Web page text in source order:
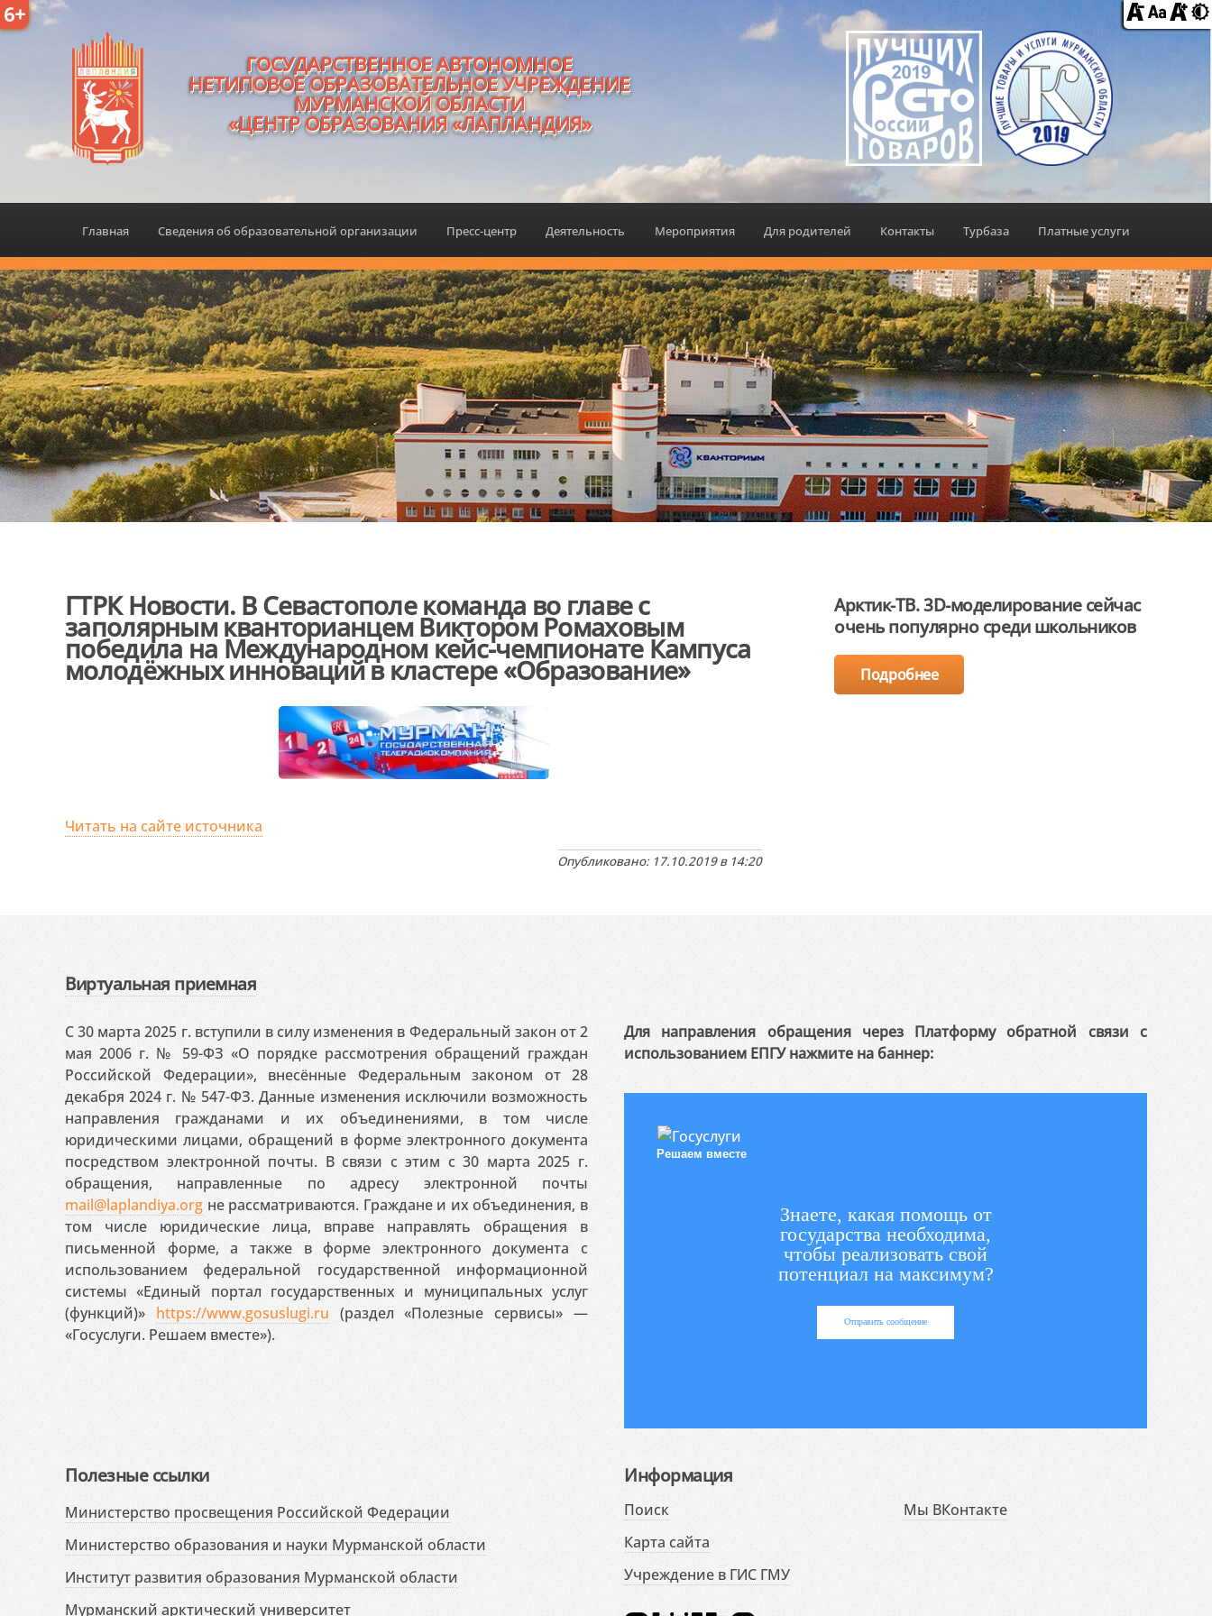
6+
ГОСУДАРСТВЕННОЕ АВТОНОМНОЕ
НЕТИПОВОЕ ОБРАЗОВАТЕЛЬНОЕ УЧРЕЖДЕНИЕ
МУРМАНСКОЙ ОБЛАСТИ
«ЦЕНТР ОБРАЗОВАНИЯ «ЛАПЛАНДИЯ»
Главная Сведения об образовательной организации Пресс-центр Деятельность Мероприятия Для родителей Контакты Турбаза Платные услуги
ГТРК Новости. В Севастополе команда во главе с
заполярным кванторианцем Виктором Ромаховым
победила на Международном кейс-чемпионате Кампуса
молодёжных инноваций в кластере «Образование»
Читать на сайте источника
Опубликовано: 17.10.2019 в 14:20
Арктик-ТВ. 3D-моделирование сейчас
очень популярно среди школьников
Подробнее
Виртуальная приемная
С 30 марта 2025 г. вступили в силу изменения в Федеральный закон от 2
мая 2006 г. № 59-ФЗ «О порядке рассмотрения обращений граждан
Российской Федерации», внесённые Федеральным законом от 28
декабря 2024 г. № 547-ФЗ. Данные изменения исключили возможность
направления гражданами и их объединениями, в том числе
юридическими лицами, обращений в форме электронного документа
посредством электронной почты. В связи с этим с 30 марта 2025 г.
обращения, направленные по адресу электронной почты
mail@laplandiya.org не рассматриваются. Граждане и их объединения, в
том числе юридические лица, вправе направлять обращения в
письменной форме, а также в форме электронного документа с
использованием федеральной государственной информационной
системы «Единый портал государственных и муниципальных услуг
(функций)» https://www.gosuslugi.ru (раздел «Полезные сервисы» —
«Госуслуги. Решаем вместе»).
Для направления обращения через Платформу обратной связи с
использованием ЕПГУ нажмите на баннер:
Решаем вместе
Знаете, какая помощь от
государства необходима,
чтобы реализовать свой
потенциал на максимум?
Отправить сообщение
Полезные ссылки
Министерство просвещения Российской Федерации
Министерство образования и науки Мурманской области
Институт развития образования Мурманской области
Мурманский арктический университет
Информация
Поиск
Карта сайта
Учреждение в ГИС ГМУ
Мы ВКонтакте